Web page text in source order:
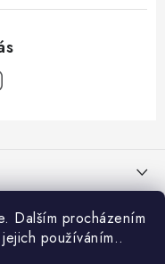
Dalším procházením
používáním..